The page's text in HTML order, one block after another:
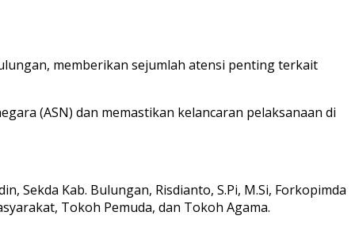
memberikan sejumlah atensi penting terkait
(ASN) dan memastikan kelancaran pelaksanaan di
Sekda Kab. Bulungan, Risdianto, S.Pi, M.Si, Forkopimda
Tokoh Pemuda, dan Tokoh Agama.